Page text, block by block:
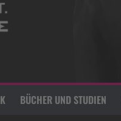
BÜCHER UND STUDIEN